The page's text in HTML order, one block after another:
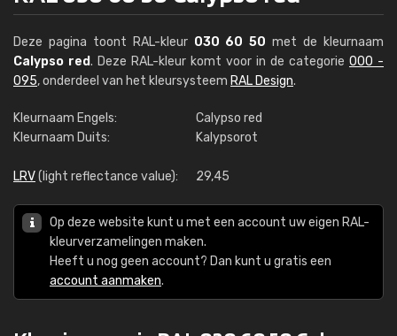
Deze pagina toont RAL-kleur 030 60 50 met de kleurnaam
Calypso red. Deze RAL-kleur komt voor in de categorie 000 -
095, onderdeel van het kleursysteem RAL Design.
Kleurnaam Engels:
Calypso red
Kleurnaam Duits:
Kalypsorot
LRV(light reflectance value): 29,45
Op deze website kunt u met een account uw eigen RAL-
kleurverzamelingen maken.
Heeft u nog geen account? Dan kunt u gratis een
account aanmaken.